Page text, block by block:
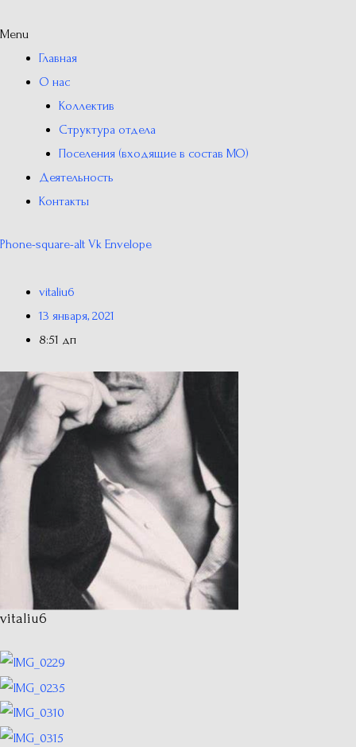
Menu
Главная
О нас
Коллектив
Структура отдела
Поселения (входящие в состав МО)
Деятельность
Контакты
Phone-square-alt Vk Envelope
vitaliu6
13 января, 2021
8:51 дп
vitaliu6